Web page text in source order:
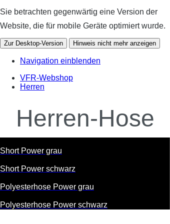
Sie betrachten gegenwärtig eine Version der
Website, die für mobile Geräte optimiert wurde.
Zur Desktop-Version Hinweis nicht mehr anzeigen
Navigation einblenden
VFR-Webshop
Herren
Herren-Hose
Short Power grau
Short Power schwarz
Polyesterhose Power grau
Polyesterhose Power schwarz